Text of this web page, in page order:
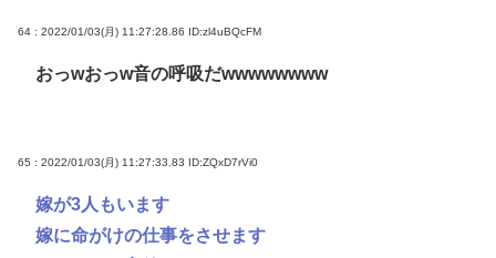
64 : 2022/01/03(月) 11:27:28.86 ID:zl4uBQcFM
おっwおっw音の呼吸だwwwwwwww
65 : 2022/01/03(月) 11:27:33.83 ID:ZQxD7rVi0
嫁が3人もいます
嫁に命がけの仕事をさせます